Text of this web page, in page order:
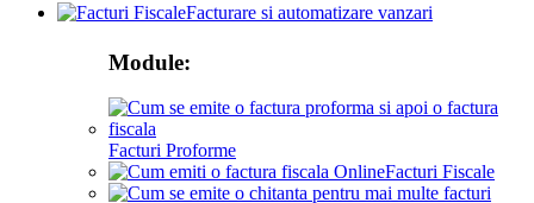
Facturare si automatizare vanzari
Module:
Facturi Proforme
Facturi Fiscale